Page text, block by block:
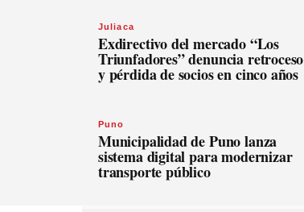
Juliaca
Exdirectivo del mercado “Los
Triunfadores” denuncia retroceso
y pérdida de socios en cinco años
Puno
Municipalidad de Puno lanza
sistema digital para modernizar
transporte público